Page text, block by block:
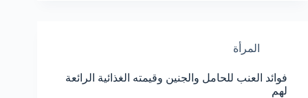
المرأة
فوائد العنب للحامل والجنين وقيمته الغذائية الرائعة
لهم